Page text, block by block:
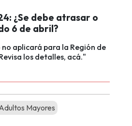
¿Se debe atrasar o
6 de abril?
aplicará para la Región de
los detalles, acá."
Mayores